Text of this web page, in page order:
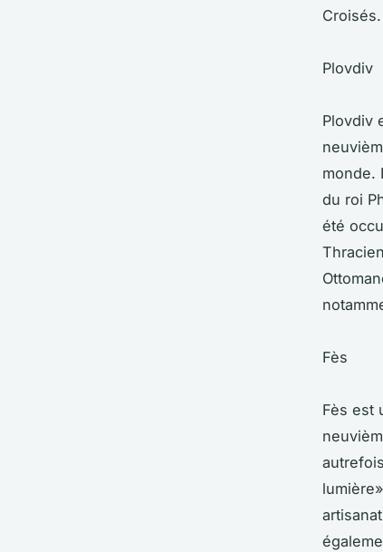
Croisés.
Plovdiv
Plovdiv
monde.
du roi
été
Fès
Fès est